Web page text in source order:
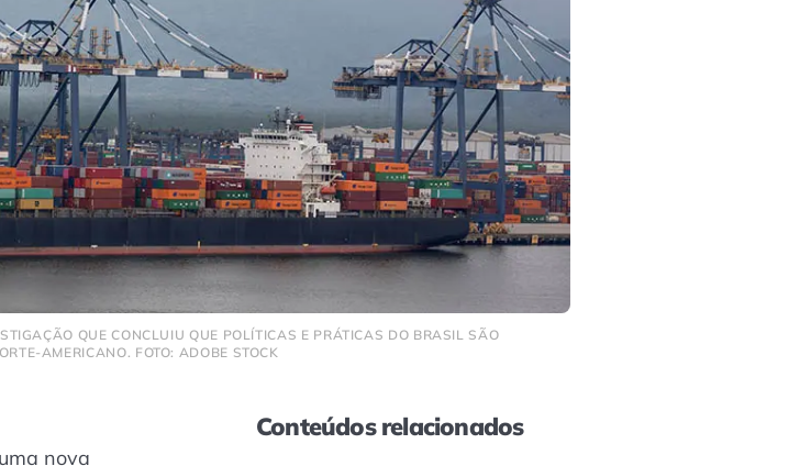
QUE CONCLUIU QUE POLÍTICAS E PRÁTICAS DO BRASIL SÃO
AMERICANO. FOTO: ADOBE STOCK
nova
Conteúdos relacionados